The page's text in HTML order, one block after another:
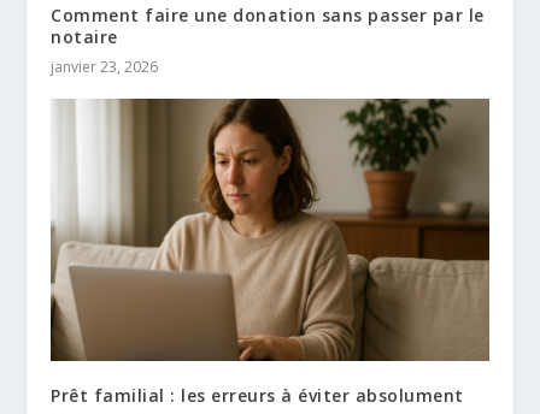
Comment faire une donation sans passer par le
notaire
janvier 23, 2026
Prêt familial : les erreurs à éviter absolument